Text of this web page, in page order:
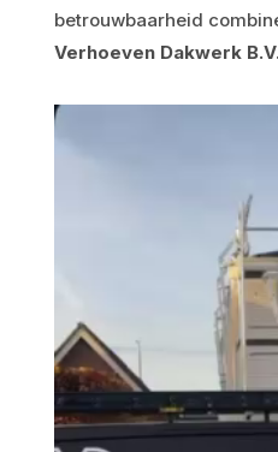
betrouwbaarheid
Verhoeven Dakwerk B.V.